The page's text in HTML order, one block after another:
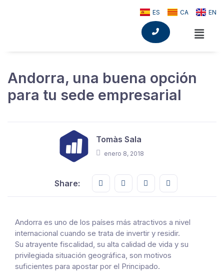
ES CA EN
Andorra, una buena opción
para tu sede empresarial
Tomàs Sala
enero 8, 2018
Share: Share this on FaceBook
Share this on Twitter
Share this on GMail
Share this on
Andorra es uno de los países más atractivos a nivel
internacional cuando se trata de invertir y residir.
Su atrayente fiscalidad, su alta calidad de vida y su
privilegiada situación geográfica, son motivos
suficientes para apostar por el Principado.